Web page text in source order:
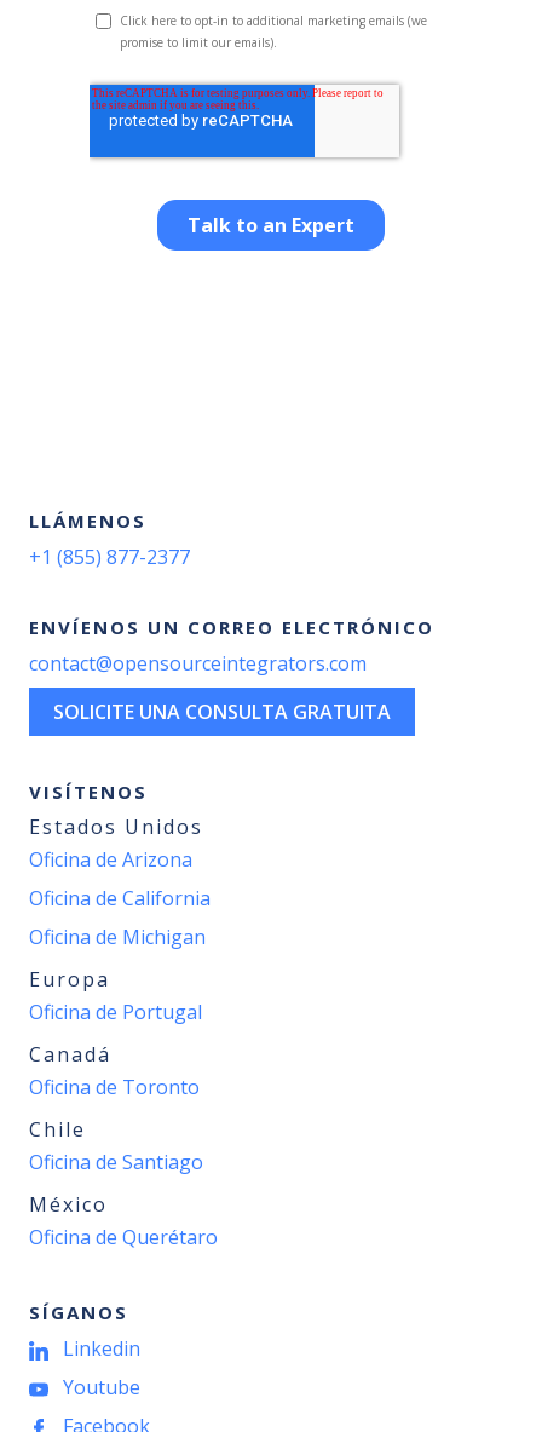
LLÁMENOS
+1 (855) 877-2377
ENVÍENOS UN CORREO ELECTRÓNICO
contact@opensourceintegrators.com
SOLICITE UNA CONSULTA GRATUITA
VISÍTENOS
Estados Unidos
Oficina de Arizona
Oficina de California
Oficina de Michigan
Europa
Oficina de Portugal
Canadá
Oficina de Toronto
Chile
Oficina de Santiago
México
Oficina de Querétaro
SÍGANOS
Linkedin
Youtube
Facebook